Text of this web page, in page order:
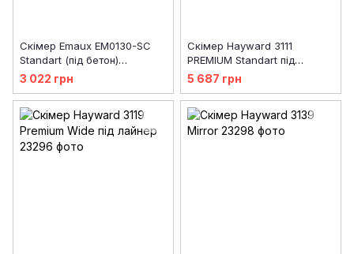
Скімер Emaux EM0130-SC
Standart (під бетон)
квадратна кришка
3 022 грн
Скімер Hayward 3111
PREMIUM Standart під
лайнер
5 687 грн